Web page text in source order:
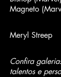
Magneto
Meryl Streep
Confira
talentos e